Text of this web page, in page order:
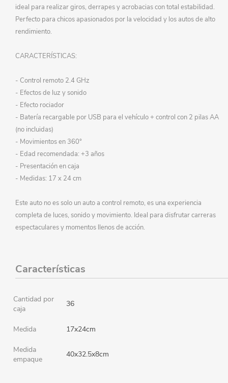
ideal para realizar giros, derrapes y acrobacias con total estabilidad.
Perfecto para chicos apasionados por la velocidad y los autos de alto
rendimiento.
CARACTERÍSTICAS:
- Control remoto 2.4 GHz
- Efectos de luz y sonido
- Efecto rociador
- Batería recargable por USB para el vehículo + control con 2 pilas AA
(no incluidas)
- Movimientos en 360°
- Edad recomendada: +3 años
- Presentación en caja
- Medidas: 17 x 24 cm
Este auto no es solo un auto a control remoto, es una experiencia
completa de luces, sonido y movimiento. Ideal para disfrutar carreras
espectaculares y momentos llenos de acción.
Características
Cantidad por
caja
36
Medida 17x24cm
Medida
empaque
40x32.5x8cm